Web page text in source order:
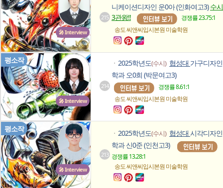
🎤 Interview
215
니케이션디자인 운0아 (인화여고3)수시
3관왕!!
경쟁률 23.75:1
송도 씨앤씨입시본원미술학원
🎤 Interview
평소작
214
ㆍ 2025학년도(수시) 협성대 가구디자인
학과 오0희 (박문여고3)
경쟁률 8.61:1
송도 씨앤씨입시본원미술학원
🎤 Interview
평소작
213
ㆍ 2025학년도(수시) 협성대 시각디자인
학과 신0준 (인천고3)
경쟁률 13.28:1
송도 씨앤씨입시본원미술학원